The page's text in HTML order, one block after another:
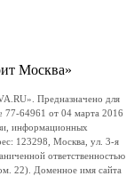
Москва»
Предназначено для
77-64961 от 04 марта 2016
информационных
123298, Москва, ул. 3-я
ответственностью
22). Доменное имя сайта